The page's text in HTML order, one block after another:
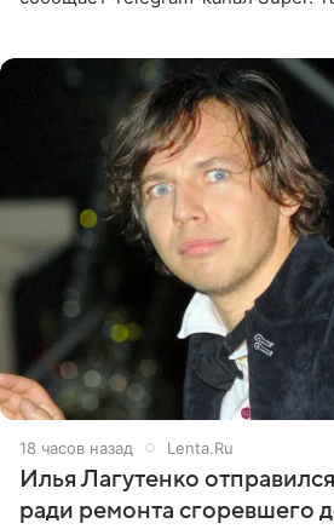
18 часов назад Lenta.Ru
Илья Лагутенко
ради ремонта сгоревшего